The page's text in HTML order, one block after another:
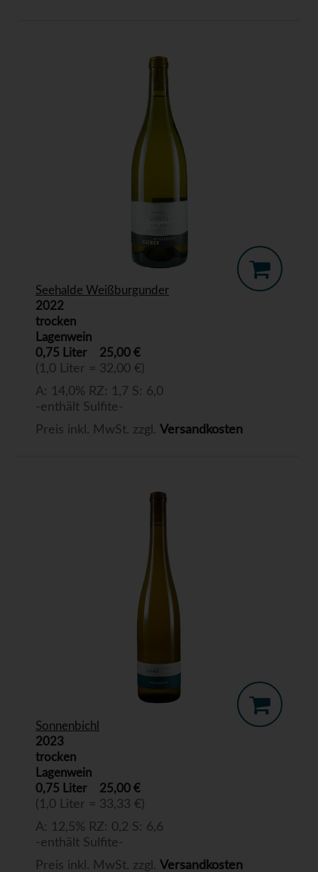
Seehalde Weißburgunder
2022
trocken
Lagenwein
0,75 Liter
25,00 €
(1,0 Liter = 32,00 €)
A: 14,0% RZ: 1,7 S: 6,0
-enthält Sulfite-
Preis inkl. MwSt. zzgl. Versandkosten
Sonnenbichl
2023
trocken
Lagenwein
0,75 Liter
25,00 €
(1,0 Liter = 33,33 €)
A: 12,5% RZ: 0,2 S: 6,6
-enthält Sulfite-
Preis inkl. MwSt. zzgl. Versandkosten